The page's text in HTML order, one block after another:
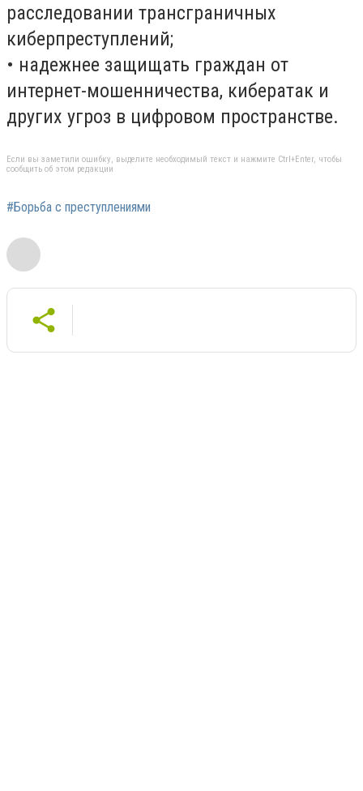
расследовании трансграничных
киберпреступлений;
• надежнее защищать граждан от
интернет-мошенничества, кибератак и
других угроз в цифровом пространстве.
Если вы заметили ошибку, выделите необходимый текст и нажмите Ctrl+Enter, чтобы
сообщить об этом редакции
#Борьба с преступлениями